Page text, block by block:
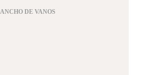
ANCHO DE VANOS